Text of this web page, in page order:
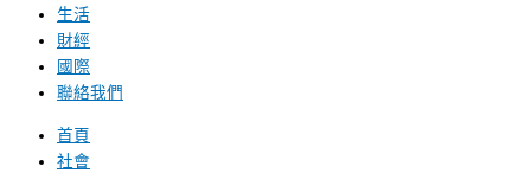
生活
財經
國際
聯絡我們
首頁
社會